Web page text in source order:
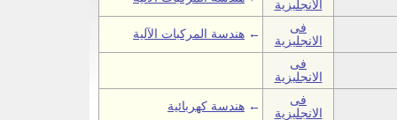
الانجليزية
← هندسة المركبات الآلية
فى
الانجليزية
فى
الانجليزية
← هندسة كهربائية
فى
الانجليزية